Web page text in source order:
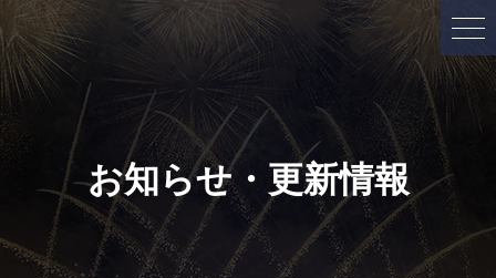
お知らせ・更新情報